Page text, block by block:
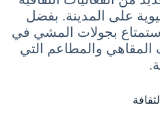
على المدينة. بفضل
بجولات المشي في
المقاهي والمطاعم التي